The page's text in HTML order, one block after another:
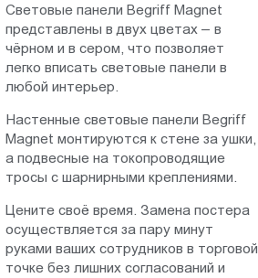
Cветовые панели Begriff Magnet
представлены в двух цветах – в
чёрном и в сером, что позволяет
легко вписать световые панели в
любой интерьер.
Настенные световые панели Begriff
Magnet монтируются к стене за ушки,
а подвесные на токопроводящие
тросы с шарнирными креплениями.
Цените своё время. Замена постера
осуществляется за пару минут
руками ваших сотрудников в торговой
точке без лишних согласований и
Пт.:
9.00-
18.00
Сб.,
выходной